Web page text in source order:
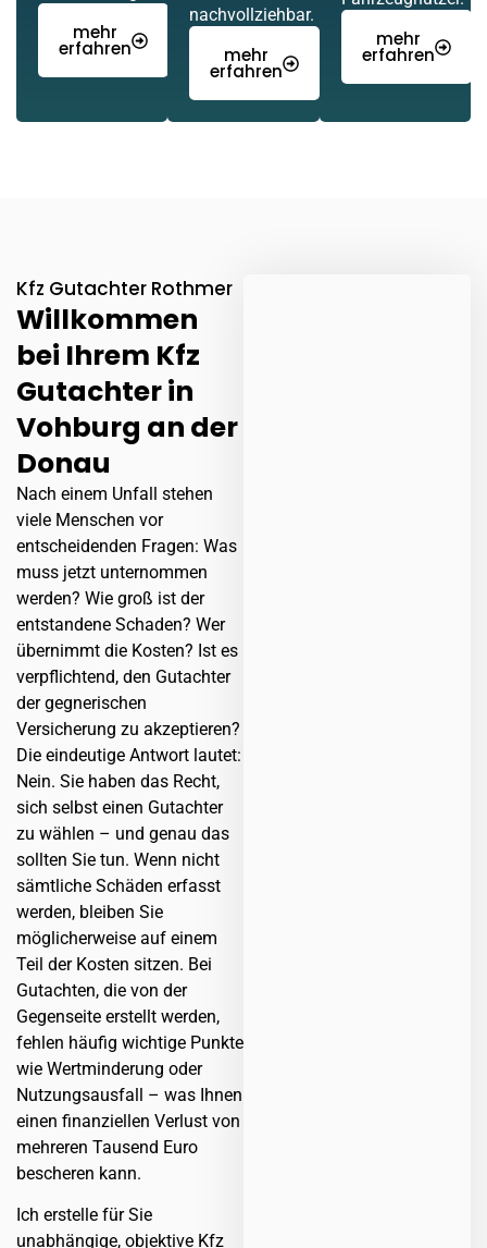
mehr
erfahren
nachvollziehbar.
mehr
erfahren
mehr
erfahren
Kfz Gutachter Rothmer
Willkommen
bei Ihrem Kfz
Gutachter in
Vohburg an der
Donau
Nach einem Unfall stehen
viele Menschen vor
entscheidenden Fragen: Was
muss jetzt unternommen
werden? Wie groß ist der
entstandene Schaden? Wer
übernimmt die Kosten? Ist es
verpflichtend, den Gutachter
der gegnerischen
Versicherung zu akzeptieren?
Die eindeutige Antwort lautet:
Nein. Sie haben das Recht,
sich selbst einen Gutachter
zu wählen – und genau das
sollten Sie tun. Wenn nicht
sämtliche Schäden erfasst
werden, bleiben Sie
möglicherweise auf einem
Teil der Kosten sitzen. Bei
Gutachten, die von der
Gegenseite erstellt werden,
fehlen häufig wichtige Punkte
wie Wertminderung oder
Nutzungsausfall – was Ihnen
einen finanziellen Verlust von
mehreren Tausend Euro
bescheren kann.
Ich erstelle für Sie
unabhängige, objektive Kfz